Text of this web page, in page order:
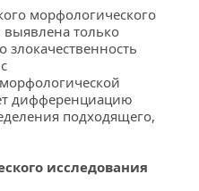
морфологического
только
злокачественность
дифференциацию
подходящего,
исследования